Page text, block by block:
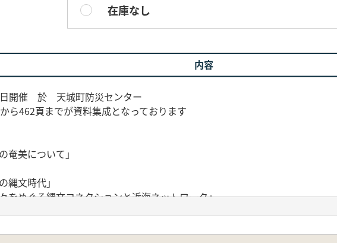
在庫なし
内容
開催 於 天城町防災センター
ら462頁までが資料集成となっております
奄美について」
縄文時代」
をめぐる縄文コネクションと近海ネットワーク」
しと海にまつわる信仰 龍郷町秋名集落平瀬マンカイの紹介」